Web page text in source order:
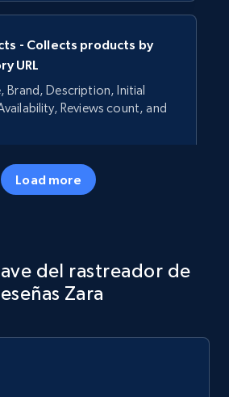
- Collects products by
URL
Brand, Description, Initial
Reviews count, and
5.7K+ Comenzar ahora
Brand, Description, Initial
Load more
del rastreador de
Zara